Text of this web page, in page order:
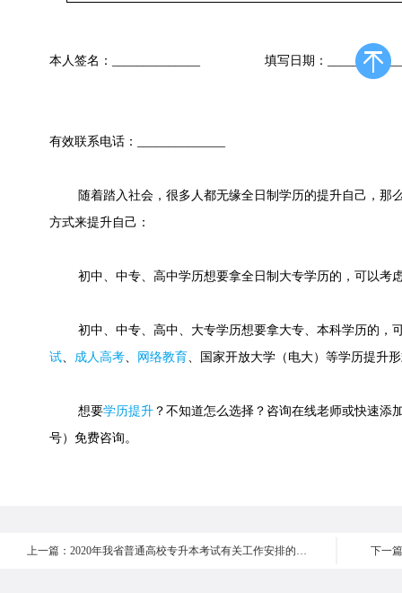
本人签名： ______________ 填写日期：
有效联系电话：
随着踏入社会，很多人都无缘全日制学历的提升自己，那
方式来提升自己：
初中、中专、高中学历想要拿全日制大专学历的，可以考
初中、中专、高中、大专学历想要拿大专、本科学历的，
试、 成人高考、 网络教育、国家开放大学（电大）等学历提升
想要学历提升 ？不知道怎么选择？咨询在线老师或快速添
号）免费咨询。
上一篇：2020年我省普通高校专升本考试有关工作安排的公告 下一